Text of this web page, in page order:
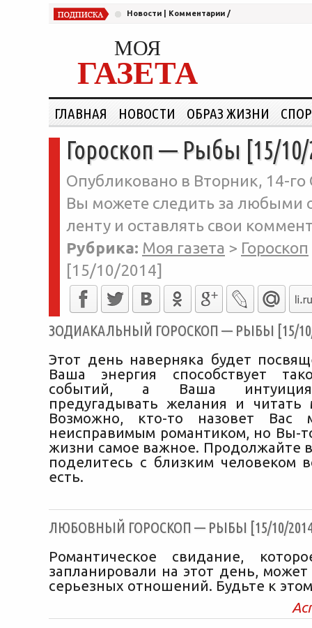
Новости Комментарии /
МОЯ
ГАЗЕТА
ГЛАВНАЯ НОВОСТИ ОБРАЗ ЖИЗНИ
Гороскоп — Рыбы [15/10/
Опубликовано в Вторник, 14-го
Вы можете следить за любыми
ленту и оставлять свои
Рубрика: Моя газета > Гороскоп
[15/10/2014]
ЗОДИАКАЛЬНЫЙ ГОРОСКОП — РЫБЫ [15/
Этот день наверняка будет
Ваша энергия способствует
событий, а Ваша интуиция
предугадывать желания и
Возможно, кто-то назовет Вас
неисправимым романтиком, но Вы-
жизни самое важное. Продолжайте
поделитесь с близким человеком
есть.
ЛЮБОВНЫЙ ГОРОСКОП — РЫБЫ [15/10/
Романтическое свидание,
запланировали на этот день, может
серьезных отношений. Будьте к